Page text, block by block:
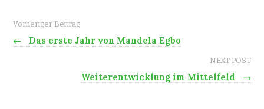
Vorheriger Beitrag
← Das erste Jahr von Mandela Egbo
NEXT POST
Weiterentwicklung im Mittelfeld →